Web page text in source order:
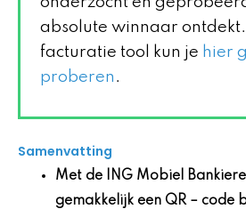
absolute winnaar
facturatie tool kun je hier
proberen .
Samenvatting
Met de ING Mobiel
gemakkelijk een QR– code